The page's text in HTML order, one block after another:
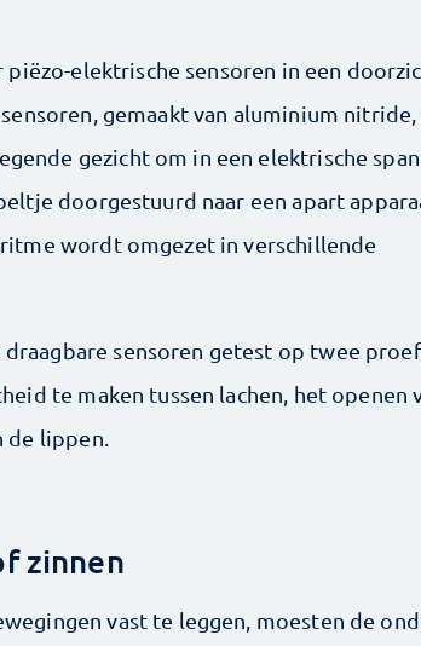
elektrische sensoren in een
gemaakt van aluminium
gezicht om in een elektrische
doorgestuurd naar een apart
wordt omgezet in verschillende
sensoren getest op twee
te maken tussen lachen, het openen
de lippen.
zinnen
vast te leggen, moesten de